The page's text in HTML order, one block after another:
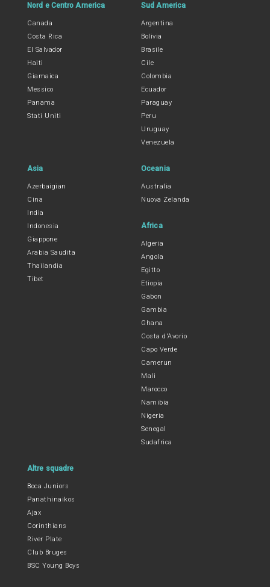
Nord e Centro America
Canada
Costa Rica
El Salvador
Haiti
Giamaica
Messico
Panama
Stati Uniti
Sud America
Argentina
Bolivia
Brasile
Cile
Colombia
Ecuador
Paraguay
Peru
Uruguay
Venezuela
Asia
Azerbaigian
Cina
India
Indonesia
Giappone
Arabia Saudita
Thailandia
Tibet
Oceania
Australia
Nuova Zelanda
Africa
Algeria
Angola
Egitto
Etiopia
Gabon
Gambia
Ghana
Costa d'Avorio
Capo Verde
Camerun
Mali
Marocco
Namibia
Nigeria
Senegal
Sudafrica
Altre squadre
Boca Juniors
Panathinaikos
Ajax
Corinthians
River Plate
Club Bruges
BSC Young Boys